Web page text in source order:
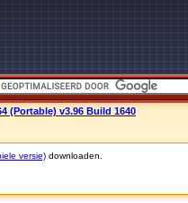
(Portable) v3.96 Build 1640
versie) downloaden.